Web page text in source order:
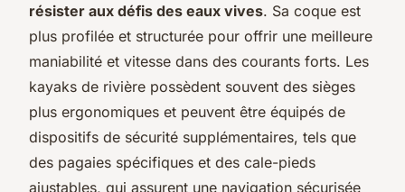
résister aux défis des eaux vives. Sa coque est
plus profilée et structurée pour offrir une meilleure
maniabilité et vitesse dans des courants forts. Les
kayaks de rivière possèdent souvent des sièges
plus ergonomiques et peuvent être équipés de
dispositifs de sécurité supplémentaires, tels que
des pagaies spécifiques et des cale-pieds
ajustables, qui assurent une navigation sécurisée